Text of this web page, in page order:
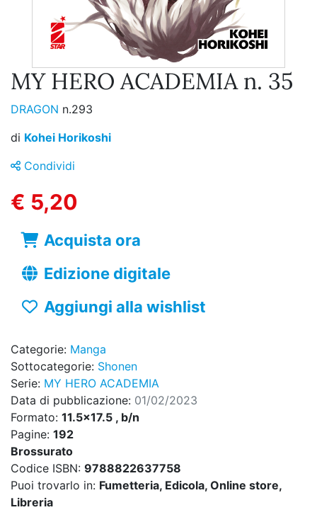
MY HERO ACADEMIA n. 35
DRAGON n.293
di Kohei Horikoshi
Condividi
€ 5,20
Acquista ora
Edizione digitale
Aggiungi alla wishlist
Categorie: Manga
Sottocategorie: Shonen
Serie: MY HERO ACADEMIA
Data di pubblicazione: 01/02/2023
Formato: 11.5x17.5 , b/n
Pagine: 192
Brossurato
Codice ISBN: 9788822637758
Puoi trovarlo in: Fumetteria, Edicola, Online store,
Libreria